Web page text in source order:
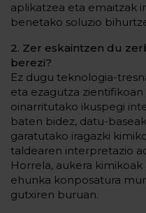
aplikatzea eta emaitzak
benetako soluzio
2. Zer eskaintzen du
berezi?
Ez dugu teknologia-
eta ezagutza
oinarritutako ikuspegi
baten bidez, datu-
garatutako iragazki
taldearen interpretazio
Horrela, aukera
ehunka konposatura
gutxiren buruan.